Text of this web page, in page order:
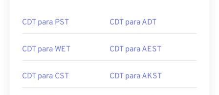
CDT para PST CDT para ADT
CDT para WET CDT para AEST
CDT para CST CDT para AKST